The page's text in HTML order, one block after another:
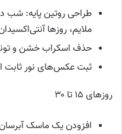
طراحی روتین پایه: شب
ملایم، روزها
حذف اسکراب خشن و
ثبت عکس‌های نور ثابت
روزهای ۱۵ تا ۳۰
افزودن یک ماسک